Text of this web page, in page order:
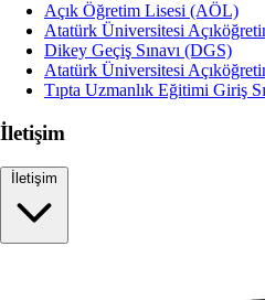
Açık Öğretim Lisesi (AÖL)
Atatürk Üniversitesi
Dikey Geçiş Sınavı (DGS)
Atatürk Üniversitesi
Tıpta Uzmanlık Eğitimi Giriş
İletişim
İletişim